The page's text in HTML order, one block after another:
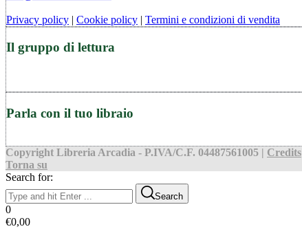
Privacy policy | Cookie policy | Termini e condizioni di vendita
Il gruppo di lettura
Parla con il tuo libraio
Copyright Libreria Arcadia - P.IVA/C.F. 04487561005 | Credits
Torna su
Search for:
Search
0
€0,00